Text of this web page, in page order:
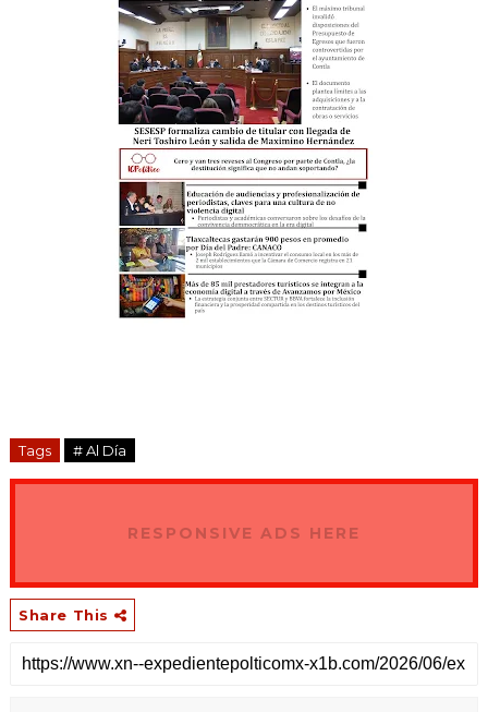
Tags # Al Día
RESPONSIVE ADS HERE
Share This